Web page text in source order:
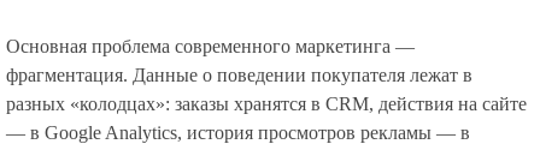
Основная проблема современного маркетинга —
фрагментация. Данные о поведении покупателя лежат в
разных «колодцах»: заказы хранятся в CRM, действия на сайте
— в Google Analytics, история просмотров рекламы — в